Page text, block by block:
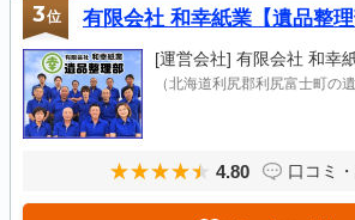
3位 有限会社 和幸紙業【遺品整理
[運営会社] 有限会社 和幸
（北海道利尻郡利尻富士町の
4.80 口コミ